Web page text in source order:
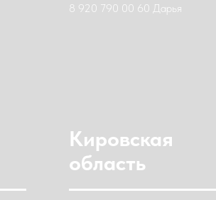
8 920 790 00 60 Дарья
Кировская
область